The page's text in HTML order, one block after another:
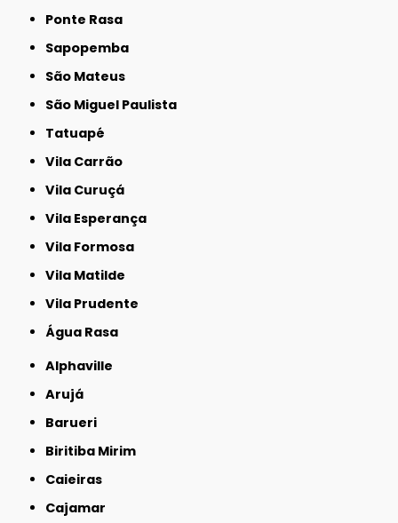
Ponte Rasa
Sapopemba
São Mateus
São Miguel Paulista
Tatuapé
Vila Carrão
Vila Curuçá
Vila Esperança
Vila Formosa
Vila Matilde
Vila Prudente
Água Rasa
Alphaville
Arujá
Barueri
Biritiba Mirim
Caieiras
Cajamar